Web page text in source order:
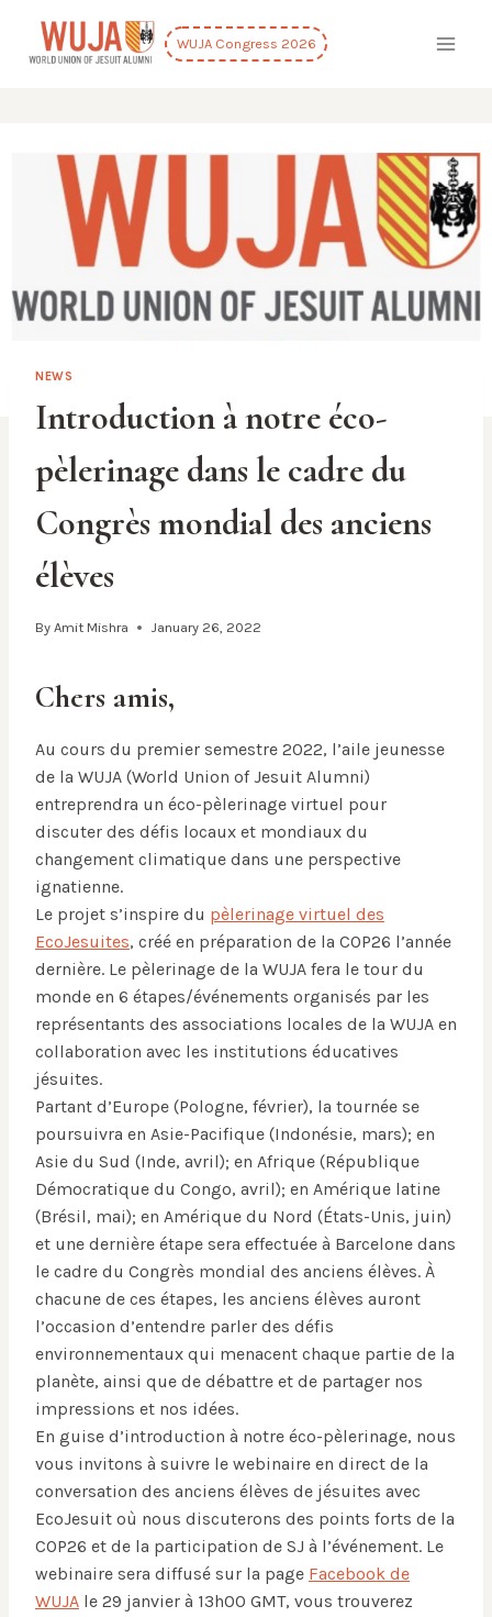
content
WUJA Congress 2026
NEWS
Introduction à notre éco-
pèlerinage dans le cadre du
Congrès mondial des anciens
élèves
By Amit Mishra January 26, 2022
Chers amis,
Au cours du premier semestre 2022, l’aile jeunesse
de la WUJA (World Union of Jesuit Alumni)
entreprendra un éco-pèlerinage virtuel pour
discuter des défis locaux et mondiaux du
changement climatique dans une perspective
ignatienne.
Le projet s’inspire du pèlerinage virtuel des
EcoJesuites, créé en préparation de la COP26 l’année
dernière. Le pèlerinage de la WUJA fera le tour du
monde en 6 étapes/événements organisés par les
représentants des associations locales de la WUJA en
collaboration avec les institutions éducatives
jésuites.
Partant d’Europe (Pologne, février), la tournée se
poursuivra en Asie-Pacifique (Indonésie, mars); en
Asie du Sud (Inde, avril); en Afrique (République
Démocratique du Congo, avril); en Amérique latine
(Brésil, mai); en Amérique du Nord (États-Unis, juin)
et une dernière étape sera effectuée à Barcelone dans
le cadre du Congrès mondial des anciens élèves. À
chacune de ces étapes, les anciens élèves auront
l’occasion d’entendre parler des défis
environnementaux qui menacent chaque partie de la
planète, ainsi que de débattre et de partager nos
impressions et nos idées.
En guise d’introduction à notre éco-pèlerinage, nous
vous invitons à suivre le webinaire en direct de la
conversation des anciens élèves de jésuites avec
EcoJesuit où nous discuterons des points forts de la
COP26 et de la participation de SJ à l’événement. Le
webinaire sera diffusé sur la page Facebook de
WUJA le 29 janvier à 13h00 GMT, vous trouverez